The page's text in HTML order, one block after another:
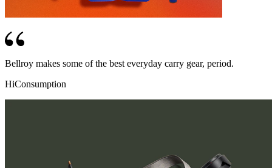
Bellroy makes some of the best everyday carry gear, period.
HiConsumption